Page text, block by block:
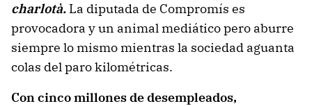
charlotà. La diputada de Compromís es
provocadora y un animal mediático pero aburre
siempre lo mismo mientras la sociedad aguanta
colas del paro kilométricas.
Con cinco millones de desempleados,